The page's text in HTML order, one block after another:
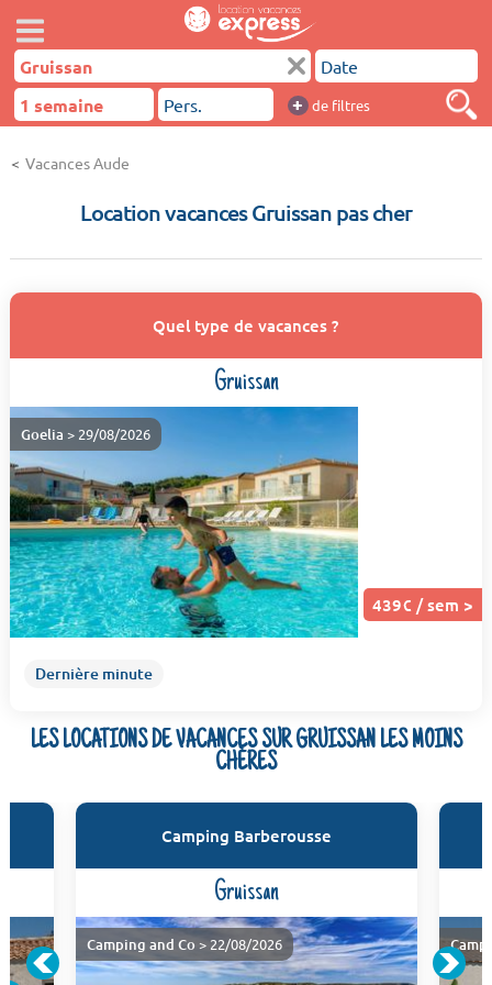
+ de filtres
Vacances Aude
Location vacances Gruissan pas cher
Quel type de vacances ?
Gruissan
439€ / sem >
Goelia > 29/08/2026
Dernière minute
LES LOCATIONS DE VACANCES SUR GRUISSAN LES MOINS
CHÈRES
Camping Barberousse
Gruissan
Camping and Co> 22/08/2026